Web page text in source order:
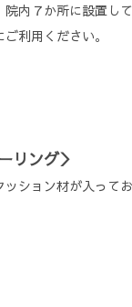
内７か所に設置して
利用ください。
リング＞
ション材が入って